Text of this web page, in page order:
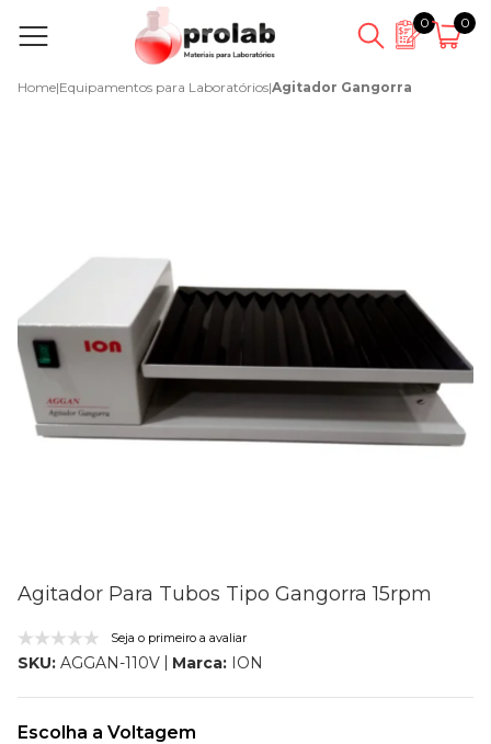
0 0
Home|Equipamentos para Laboratórios|Agitador Gangorra
Agitador Para Tubos Tipo Gangorra 15rpm
Seja o primeiro a avaliar
SKU: AGGAN-110V Marca: ION
Escolha a Voltagem